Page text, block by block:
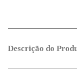
Descrição do